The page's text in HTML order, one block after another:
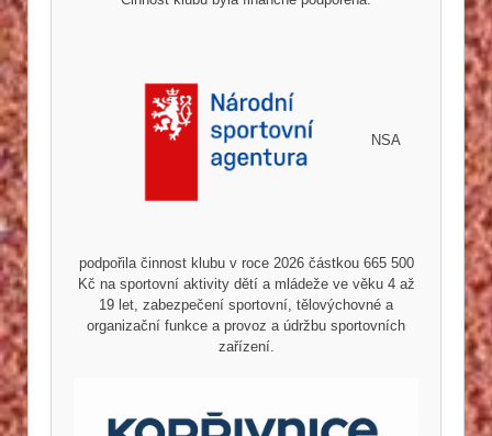
NSA
podpořila činnost klubu v roce 2026 částkou 665 500
Kč na sportovní aktivity dětí a mládeže ve věku 4 až
19 let, zabezpečení sportovní, tělovýchovné a
organizační funkce a provoz a údržbu sportovních
zařízení.